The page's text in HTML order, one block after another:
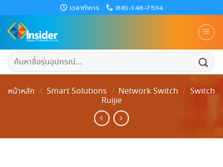
to
content
เวลาทำการ 081-146-7534
ค้นหา:
หน้าหลัก / Smart Solutions / Network Switch / Switch
Ruijie